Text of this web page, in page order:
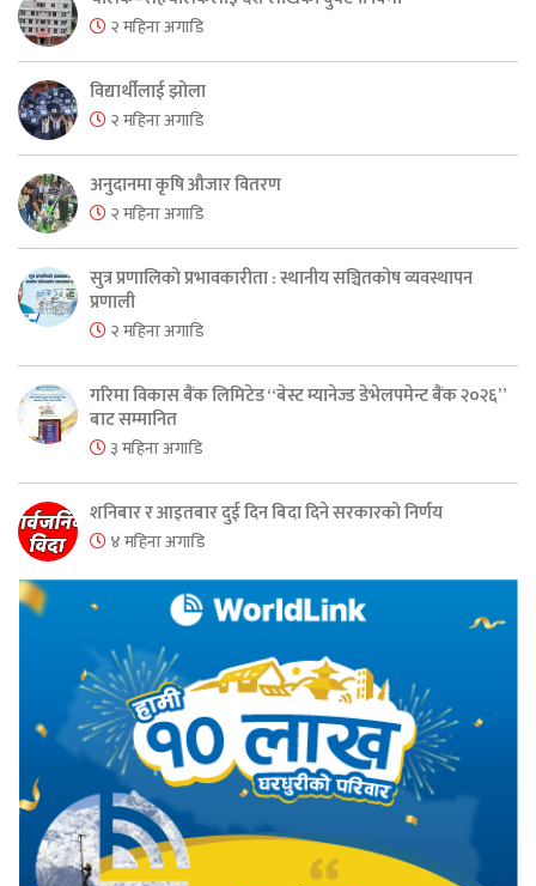
२ महिना अगाडि
विद्यार्थीलाई झोला
२ महिना अगाडि
अनुदानमा कृषि औजार वितरण
२ महिना अगाडि
सुत्र प्रणालिको प्रभावकारीता : स्थानीय सञ्चितकोष व्यवस्थापन
प्रणाली
२ महिना अगाडि
गरिमा विकास बैंक लिमिटेड “बेस्ट म्यानेज्ड डेभेलपमेन्ट बैंक २०२६”
बाट सम्मानित
३ महिना अगाडि
शनिबार र आइतबार दुई दिन बिदा दिने सरकारको निर्णय
४ महिना अगाडि